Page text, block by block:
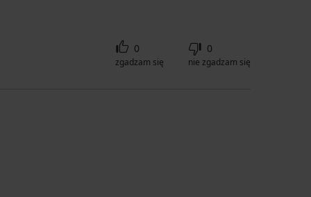
0
zgadzam się
0
nie zgadzam się